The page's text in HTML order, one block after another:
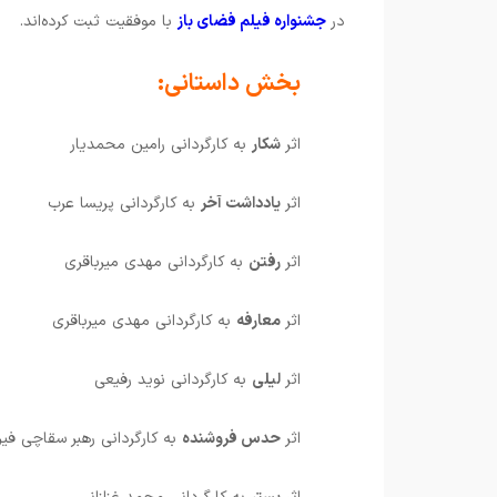
در جشنواره فیلم فضای باز با موفقیت ثبت کرده‌اند.
بخش داستانی:
اثر شکار به کارگردانی رامین محمدیار
اثر یادداشت آخر به کارگردانی پریسا عرب
اثر رفتن به کارگردانی مهدی میرباقری
اثر معارفه به کارگردانی مهدی میرباقری
اثر لیلی به کارگردانی نوید رفیعی
اثر حدس فروشنده به کارگردانی رهبر سقاچی